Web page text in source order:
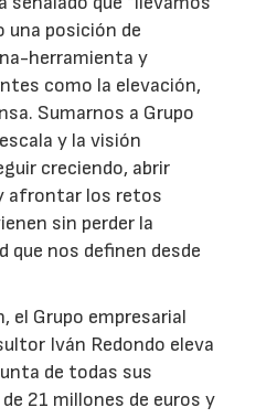
una posición de
herramienta y
como la elevación,
Sumarnos a Grupo
y la visión
creciendo, abrir
afrontar los retos
sin perder la
que nos definen desde
el Grupo empresarial
Iván Redondo eleva
de todas sus
21 millones de euros y